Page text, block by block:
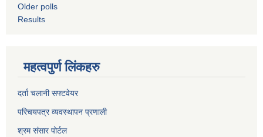
Older polls
Results
महत्वपुर्ण लिंकहरु
दर्ता चलानी सफ्टवेयर
परिचयपत्र व्यवस्थापन प्रणाली
श्रम संसार पोर्टल